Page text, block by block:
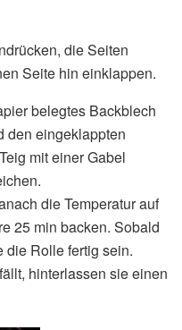
die Seiten
Seite hin einklappen.
belegtes Backblech
den eingeklappten
mit einer Gabel
die Temperatur auf
25 min backen. Sobald
die Rolle fertig sein.
hinterlassen sie einen